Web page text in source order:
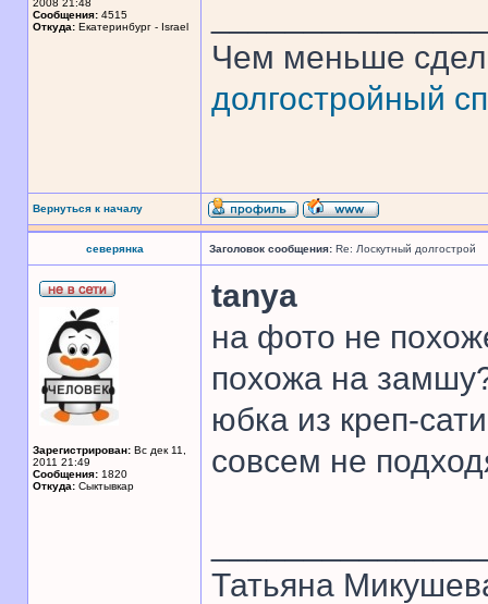
2008 21:48
Сообщения: 4515
Откуда: Екатеринбург - Israel
Чем меньше
долгостройный
Вернуться к началу
северянка Заголовок сообщения: Re: Лоскутный долгострой
Зарегистрирован: Вс дек 11,
2011 21:49
Сообщения: 1820
Откуда: Сыктывкар
tanya
на фото не
похожа на
юбка из креп-
совсем не
Татьяна